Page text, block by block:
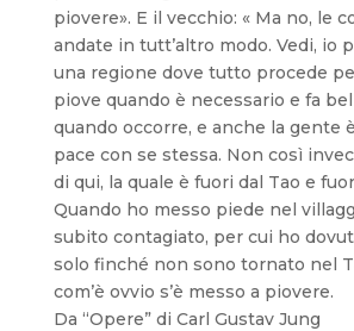
piovere». E il vecchio: « Ma no, le
andate in tutt’altro modo. Vedi, io
una regione dove tutto procede
piove quando è necessario e fa
quando occorre, e anche la gente
pace con se stessa. Non così
di qui, la quale è fuori dal Tao e
Quando ho messo piede nel
subito contagiato, per cui ho
solo finché non sono tornato nel
com’è ovvio s’è messo a piovere.
Da “Opere” di Carl Gustav Jung